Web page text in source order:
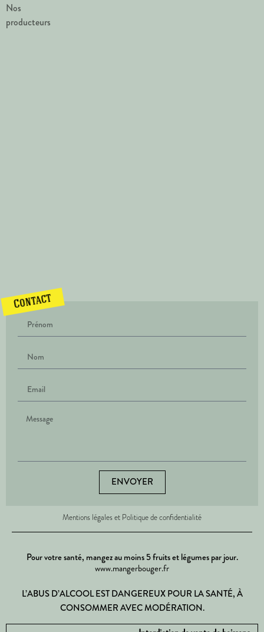
Nos
producteurs
Contact
ENVOYER
Mentions légales et Politique de confidentialité
Pour votre santé, mangez au moins 5 fruits et légumes par jour.
www.mangerbouger.fr
L’ABUS D’ALCOOL EST DANGEREUX POUR LA SANTÉ, À
CONSOMMER AVEC MODÉRATION.